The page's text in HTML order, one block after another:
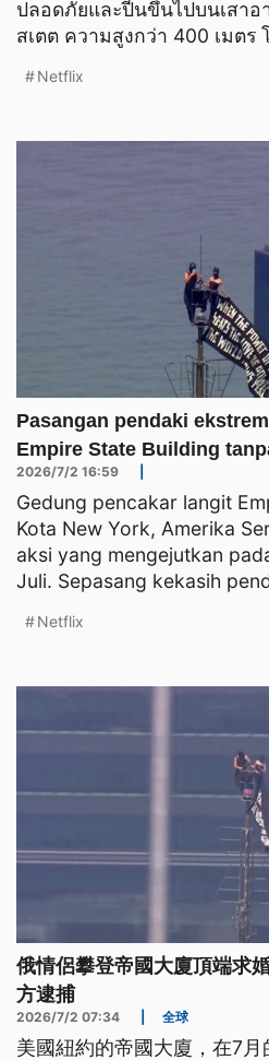
ปลอดภัยและปีนขึ้นไปบนเสาอ
สเตต ความสูงกว่า 400 เมต
Netflix
Pasangan pendaki
Empire State Building
2026/7/2 16:59
Gedung pencakar langit
Kota New York, Amerika
aksi yang mengejutkan
Juli. Sepasang kekasih
Netflix
俄情侶攀登帝國大廈頂端求
方逮捕
2026/7/2 07:34 全球
美國紐約的帝國大廈，在7